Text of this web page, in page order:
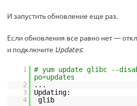
И запустить обновление еще раз.
Если обновления все равно нет —
и подключите Updates:
1
# yum update glibc --
po=updates
2
...
3
Updating:
4
glib